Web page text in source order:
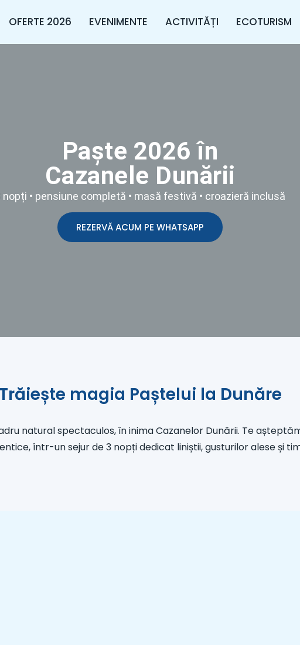
OFERTE 2026 EVENIMENTE ACTIVITĂȚI ECOTURISM
Paște 2026 în
Cazanele Dunării
nopți • pensiune completă • masă festivă • croazieră inclusă
REZERVĂ ACUM PE WHATSAPP
Trăiește magia Paștelui la Dunăre
natural spectaculos, în inima Cazanelor Dunării. Te
într-un sejur de 3 nopți dedicat liniștii, gusturilor alese și